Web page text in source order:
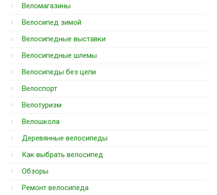
Веломагазины
Велосипед зимой
Велосипедные выставки
Велосипедные шлемы
Велосипеды без цепи
Велоспорт
Велотуризм
Велошкола
Деревянные велосипеды
Как выбрать велосипед
Обзоры
Ремонт велосипеда